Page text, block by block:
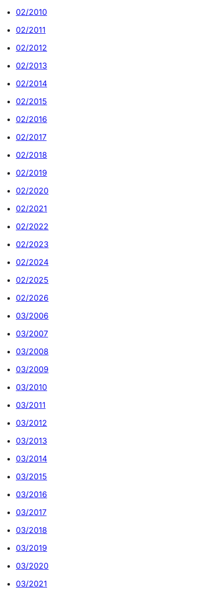
02/2010
02/2011
02/2012
02/2013
02/2014
02/2015
02/2016
02/2017
02/2018
02/2019
02/2020
02/2021
02/2022
02/2023
02/2024
02/2025
02/2026
03/2006
03/2007
03/2008
03/2009
03/2010
03/2011
03/2012
03/2013
03/2014
03/2015
03/2016
03/2017
03/2018
03/2019
03/2020
03/2021